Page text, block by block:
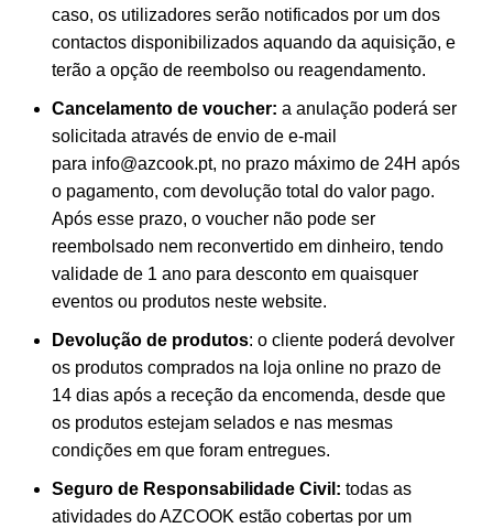
caso, os utilizadores serão notificados por um dos
contactos disponibilizados aquando da aquisição, e
terão a opção de reembolso ou reagendamento.
Cancelamento de voucher: a anulação poderá ser
solicitada através de envio de e-mail
para info@azcook.pt, no prazo máximo de 24H após
o pagamento, com devolução total do valor pago.
Após esse prazo, o voucher não pode ser
reembolsado nem reconvertido em dinheiro, tendo
validade de 1 ano para desconto em quaisquer
eventos ou produtos neste website.
Devolução de produtos: o cliente poderá devolver
os produtos comprados na loja online no prazo de
14 dias após a receção da encomenda, desde que
os produtos estejam selados e nas mesmas
condições em que foram entregues.
Seguro de Responsabilidade Civil: todas as
atividades do AZCOOK estão cobertas por um